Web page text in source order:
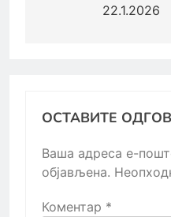
22.1.2026
ОСТАВИТЕ
Ваша адреса е-
објављена.
Коментар *